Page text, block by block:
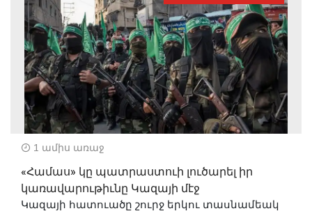
1 ամիս առաջ
«Համաս» կը պատրաստուի լուծարել իր
կառավարութիւնը Կազայի մէջ
Կազայի հատուածը շուրջ երկու տասնամեակ